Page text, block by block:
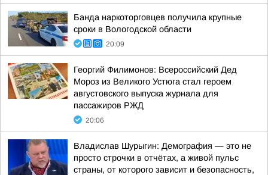
Банда наркоторговцев получила крупные
сроки в Вологодской области
20:09
Георгий Филимонов: Всероссийский Дед
Мороз из Великого Устюга стал героем
августовского выпуска журнала для
пассажиров РЖД
20:06
Владислав Шурыгин: Демография — это не
просто строчки в отчётах, а живой пульс
страны, от которого зависит и безопасность,